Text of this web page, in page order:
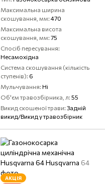
Максимальна ширина
скошування, мм 470
Максимальна висота
скошування, мм 75
Спосіб пересування
Несамохідна
Система скошування (кількість
ступенів) 6
Мульчування Ні
Об'єм травозбірника, л 55
Викид скошеної трави Задній
викид/Викид у травозбірник
АКЦІЯ